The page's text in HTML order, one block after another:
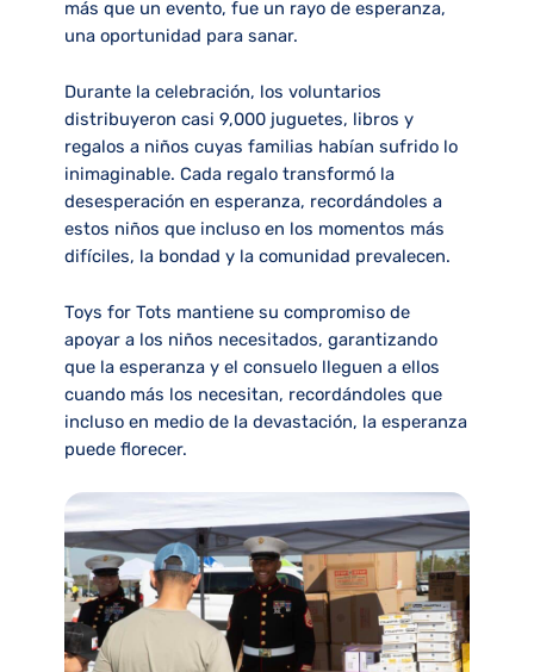
más que un evento, fue un rayo de esperanza,
una oportunidad para sanar.
Durante la celebración, los voluntarios
distribuyeron casi 9,000 juguetes, libros y
regalos a niños cuyas familias habían sufrido lo
inimaginable. Cada regalo transformó la
desesperación en esperanza, recordándoles a
estos niños que incluso en los momentos más
difíciles, la bondad y la comunidad prevalecen.
Toys for Tots mantiene su compromiso de
apoyar a los niños necesitados, garantizando
que la esperanza y el consuelo lleguen a ellos
cuando más los necesitan, recordándoles que
incluso en medio de la devastación, la esperanza
puede florecer.